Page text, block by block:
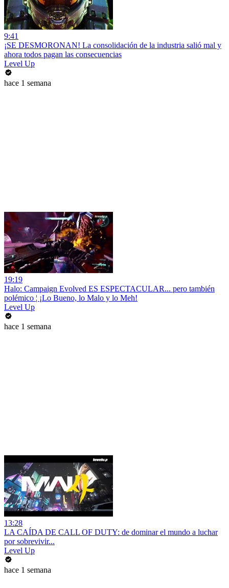
9:41
¡SE DESMORONAN! La consolidación de la industria salió mal y
ahora todos pagan las consecuencias
Level Up
hace 1 semana
19:19
Halo: Campaign Evolved ES ESPECTACULAR... pero también
polémico ¦ ¡Lo Bueno, lo Malo y lo Meh!
Level Up
hace 1 semana
13:28
LA CAÍDA DE CALL OF DUTY: de dominar el mundo a luchar
por sobrevivir...
Level Up
hace 1 semana